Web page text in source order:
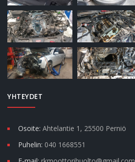
YHTEYDET
Osoite: Ahtelantie 1, 25500 Perniö
Puhelin: 040 1668551